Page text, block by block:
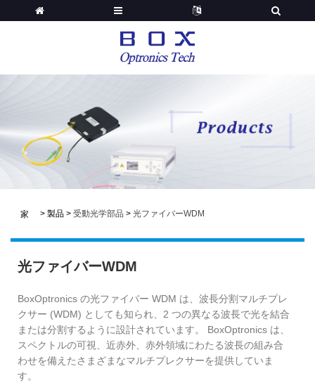
家 > 製品 > 受動光学部品 > 光ファイバーWDM
光ファイバーWDM
BoxOptronics の光ファイバー WDM は、波長分割マルチプレ
クサー (WDM) としても知られ、2 つの異なる波長で光を結合
または分割するように設計されています。 BoxOptronics は、
スペクトルの可視、近赤外、赤外領域にわたる波長の組み合
わせを備えたさまざまなマルチプレクサーを提供していま
す。